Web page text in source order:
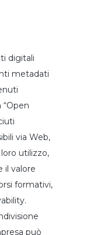
digitali
metadati
“Open
via Web,
utilizzo,
il valore
formativi,
può